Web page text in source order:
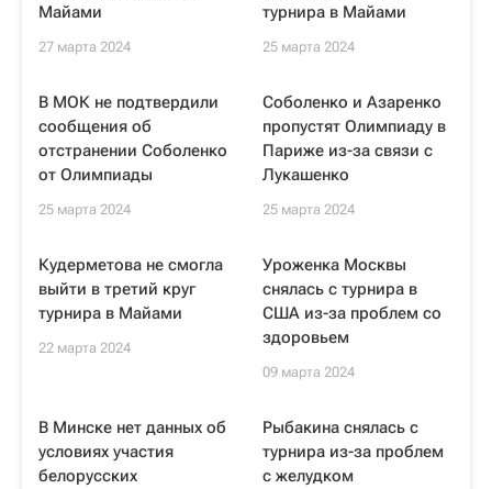
Майами
27 марта 2024
турнира в Майами
25 марта 2024
В МОК не подтвердили
сообщения об
отстранении Соболенко
от Олимпиады
25 марта 2024
Соболенко и Азаренко
пропустят Олимпиаду в
Париже из-за связи с
Лукашенко
25 марта 2024
Кудерметова не смогла
выйти в третий круг
турнира в Майами
22 марта 2024
Уроженка Москвы
снялась с турнира в
США из-за проблем со
здоровьем
09 марта 2024
В Минске нет данных об
условиях участия
белорусских
Рыбакина снялась с
турнира из-за проблем
с желудком